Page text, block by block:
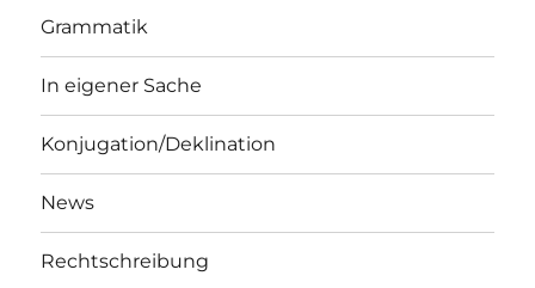
Grammatik
In eigener Sache
Konjugation/Deklination
News
Rechtschreibung